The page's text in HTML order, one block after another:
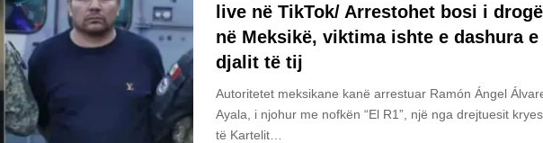
live në TikTok/ Arrestohet bosi i
në Meksikë, viktima ishte e dashura e
djalit të tij
Autoritetet meksikane kanë arrestuar Ramón Ángel
Ayala, i njohur me nofkën “El R1”, një nga drejtuesit
të Kartelit…